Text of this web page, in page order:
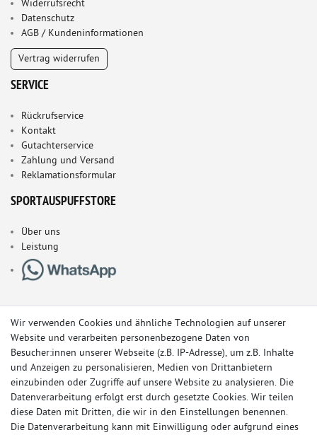
Widerrufsrecht
Datenschutz
AGB / Kundeninformationen
Vertrag widerrufen
SERVICE
Rückrufservice
Kontakt
Gutachterservice
Zahlung und Versand
Reklamationsformular
SPORTAUSPUFFSTORE
Über uns
Leistung
Wir verwenden Cookies und ähnliche Technologien auf unserer
Website und verarbeiten personenbezogene Daten von
Besucher:innen unserer Webseite (z.B. IP-Adresse), um z.B. Inhalte
und Anzeigen zu personalisieren, Medien von Drittanbietern
einzubinden oder Zugriffe auf unsere Website zu analysieren. Die
Datenverarbeitung erfolgt erst durch gesetzte Cookies. Wir teilen
diese Daten mit Dritten, die wir in den Einstellungen benennen.
Die Datenverarbeitung kann mit Einwilligung oder aufgrund eines